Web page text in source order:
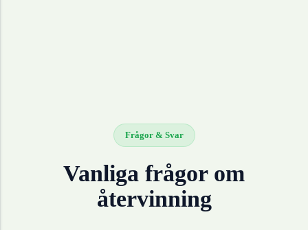
Frågor & Svar
Vanliga frågor om
återvinning